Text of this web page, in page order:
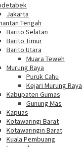
Jakarta
Tengah
Barito Selatan
Barito Timur
Barito Utara
Muara Teweh
Murung Raya
Puruk Cahu
Kejari Murung Raya
Kabupaten Gumas
Gunung Mas
Kapuas
Kotawaringi Barat
Kotawaringin Barat
Kuala Pembuang